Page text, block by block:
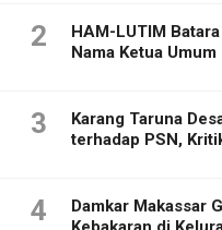
2
HAM-LUTIM
Nama Ketua
3
Karang Taruna
terhadap PSN,
4
Damkar Makassar